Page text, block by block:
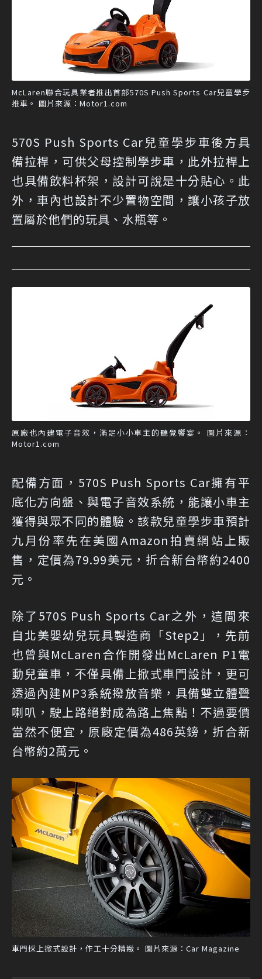
McLaren聯合玩具業者推出首部570S Push Sports Car兒童學步
推車。 圖片來源：Motor1.com
570S Push Sports Car兒童學步車後方具
備拉桿，可供父母控制學步車，此外拉桿上
也具備飲料杯架，設計可說是十分貼心。此
外，車內也設計不少置物空間，讓小孩子放
置屬於他們的玩具、水瓶等。
原廠也內建電子音效，滿足小小車主的聽覺饗宴。 圖片來源：
Motor1.com
配備方面，570S Push Sports Car擁有平
底化方向盤、與電子音效系統，能讓小車主
獲得與眾不同的體驗。該款兒童學步車預計
九月份率先在美國Amazon拍賣網站上販
售，定價為79.99美元，折合新台幣約2400
元。
除了570S Push Sports Car之外，這間來
自北美嬰幼兒玩具製造商「Step2」，先前
也曾與McLaren合作開發出McLaren P1電
動兒童車，不僅具備上掀式車門設計，更可
透過內建MP3系統撥放音樂，具備雙立體聲
喇叭，駛上路絕對成為路上焦點！不過要價
當然不便宜，原廠定價為486英鎊，折合新
台幣約2萬元。
車門採上掀式設計，作工十分精緻。 圖片來源：Car Magazine